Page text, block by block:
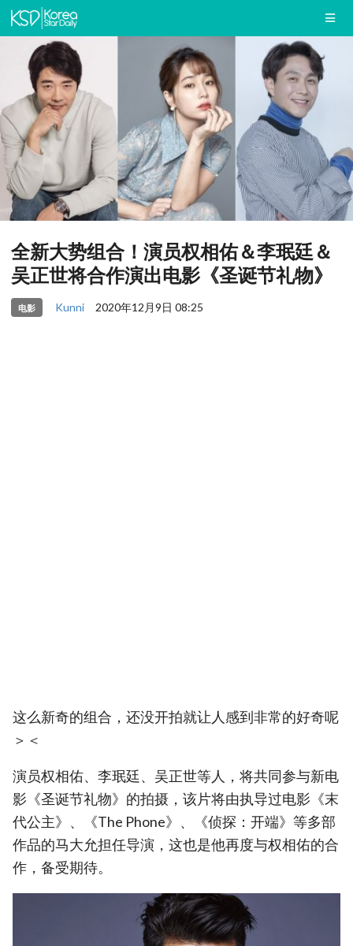
全新大势组合！演员权相佑＆李珉廷＆
吴正世将合作演出电影《圣诞节礼物》
电影 Kunni 2020年12月9日 08:25
这么新奇的组合，还没开拍就让人感到非常的好奇呢
＞＜
演员权相佑、李珉廷、吴正世等人，将共同参与新电
影《圣诞节礼物》的拍摄，该片将由执导过电影《末
代公主》、《The Phone》、《侦探：开端》等多部
作品的马大允担任导演，这也是他再度与权相佑的合
作，备受期待。